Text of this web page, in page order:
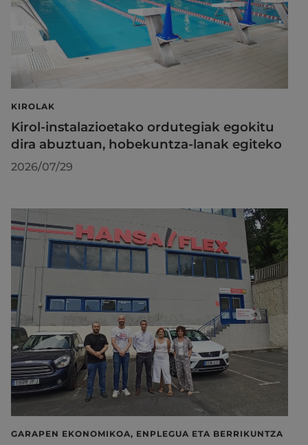
KIROLAK
Kirol-instalazioetako ordutegiak egokitu
dira abuztuan, hobekuntza-lanak egiteko
2026/07/29
GARAPEN EKONOMIKOA, ENPLEGUA ETA BERRIKUNTZA